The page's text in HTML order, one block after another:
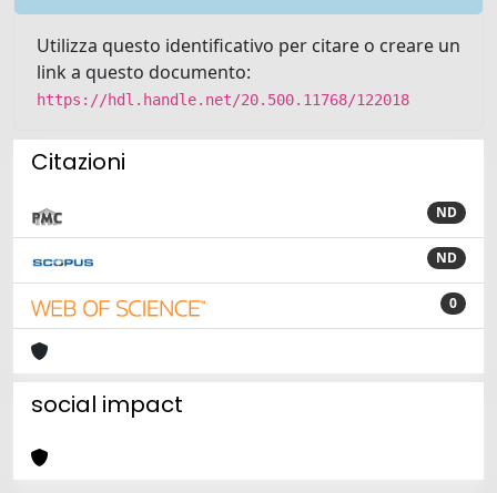
Utilizza questo identificativo per citare o creare un
link a questo documento:
https://hdl.handle.net/20.500.11768/122018
Citazioni
ND
ND
0
social impact